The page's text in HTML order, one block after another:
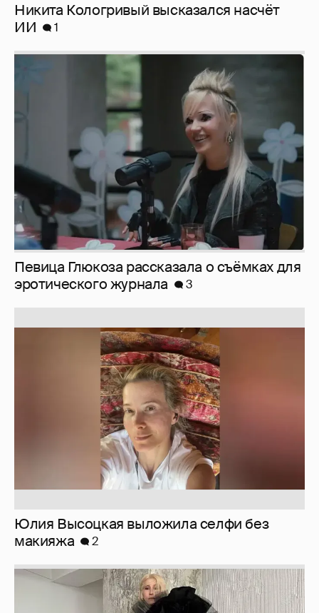
Никита Кологривый высказался насчёт
ИИ
1
Певица Глюкоза рассказала о съёмках для
эротического журнала
3
Юлия Высоцкая выложила селфи без
макияжа
2